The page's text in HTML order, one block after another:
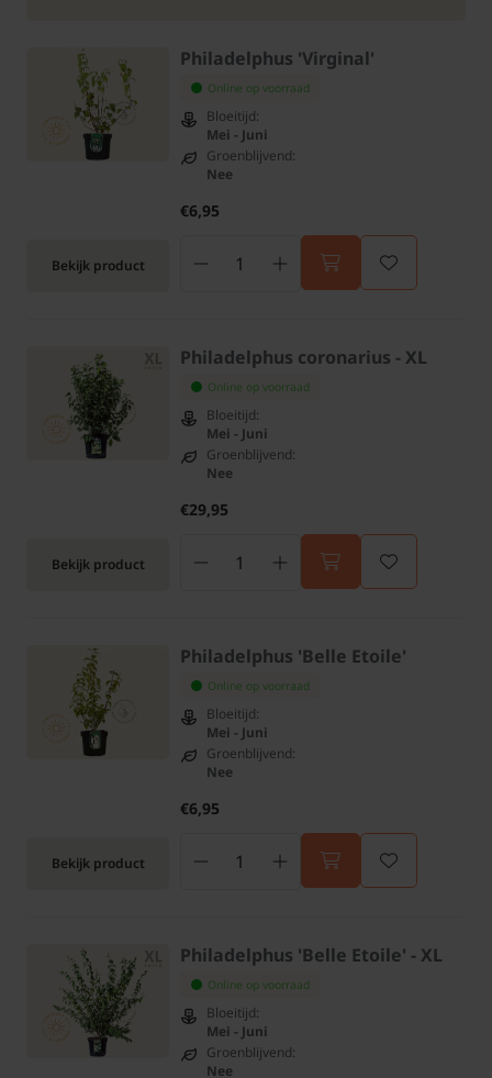
Bekijk product
Philadelphus 'Virginal'
Online op voorraad
Bloeitijd:
Mei - Juni
Groenblijvend:
Nee
€6,95
Bekijk product
Philadelphus coronarius - XL
Online op voorraad
Bloeitijd:
Mei - Juni
Groenblijvend:
Nee
€29,95
Bekijk product
Philadelphus 'Belle Etoile'
Online op voorraad
Bloeitijd:
Mei - Juni
Groenblijvend:
Nee
€6,95
Philadelphus 'Belle Etoile' - XL
Online op voorraad
Bloeitijd:
Mei - Juni
Groenblijvend:
Nee